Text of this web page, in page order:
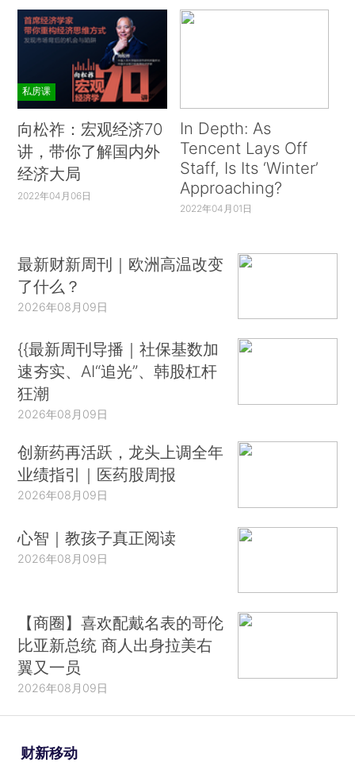
私房课
向松祚：宏观经济70
讲，带你了解国内外
经济大局
2022年04月06日
In Depth: As
Tencent Lays Off
Staff, Is Its ‘Winter’
Approaching?
2022年04月01日
最新财新周刊｜欧洲高温改变
了什么？
2026年08月09日
{{最新周刊导播｜社保基数加
速夯实、AI“追光”、韩股杠杆
狂潮
2026年08月09日
创新药再活跃，龙头上调全年
业绩指引｜医药股周报
2026年08月09日
心智｜教孩子真正阅读
2026年08月09日
【商圈】喜欢配戴名表的哥伦
比亚新总统 商人出身拉美右
翼又一员
2026年08月09日
财新移动